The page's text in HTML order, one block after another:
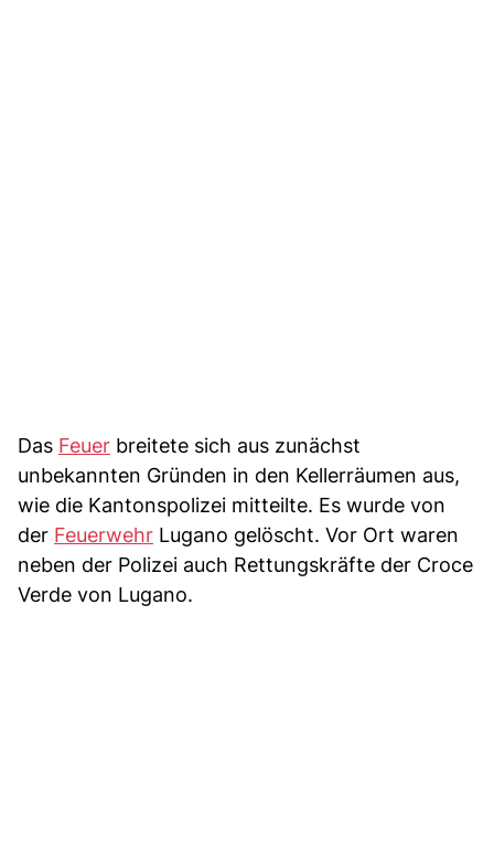
Das Feuer breitete sich aus zunächst
unbekannten Gründen in den Kellerräumen aus,
wie die Kantonspolizei mitteilte. Es wurde von
der Feuerwehr Lugano gelöscht. Vor Ort waren
neben der Polizei auch Rettungskräfte der Croce
Verde von Lugano.